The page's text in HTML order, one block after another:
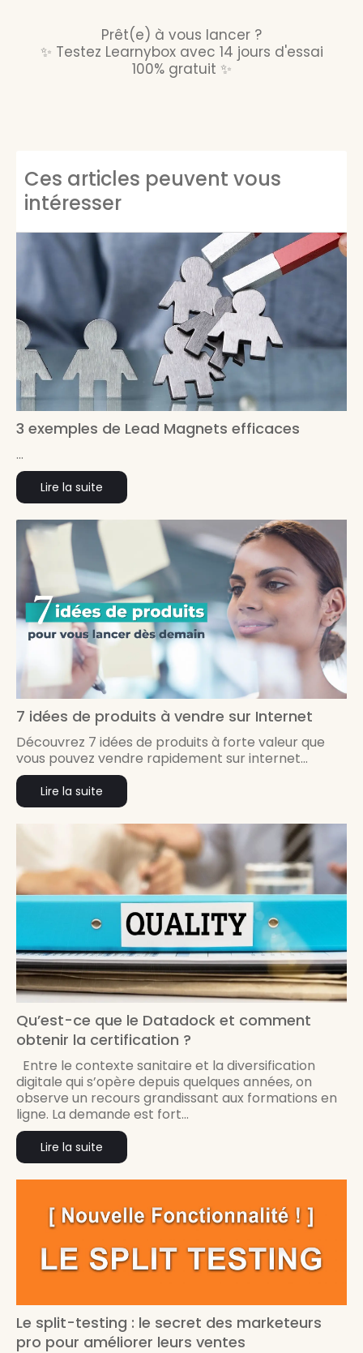
Prêt(e) à vous lancer ?
✨ Testez Learnybox avec 14 jours d'essai
100% gratuit ✨
Ces articles peuvent vous
intéresser
3 exemples de Lead Magnets efficaces
...
Lire la suite
7 idées de produits à vendre sur Internet
Découvrez 7 idées de produits à forte valeur que
vous pouvez vendre rapidement sur internet...
Lire la suite
Qu’est-ce que le Datadock et comment
obtenir la certification ?
Entre le contexte sanitaire et la diversification
digitale qui s’opère depuis quelques années, on
observe un recours grandissant aux formations en
ligne. La demande est fort...
Lire la suite
Le split-testing : le secret des marketeurs
pro pour améliorer leurs ventes